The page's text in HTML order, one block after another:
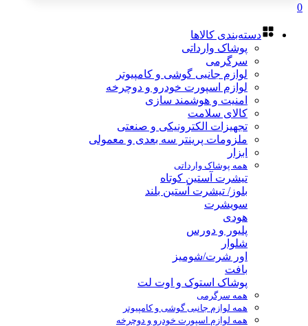
0
دسته‌بندی کالاها
پوشاک وارداتی
سرگرمی
لوازم جانبی گوشی و کامپیوتر
لوازم اسپورت خودرو و دوچرخه
امنیت و هوشمند سازی
کالای سلامت
تجهیزات الکترونیکی و صنعتی
ملزومات پرینتر سه بعدی و معمولی
ابزار
همه پوشاک وارداتی
تیشرت آستین کوتاه
بلوز/ تیشرت آستین بلند
سویشرت
هودی
پلیور و دورس
شلوار
اور شرت/شومیز
بافت
پوشاک استوک و اوت لت
همه سرگرمی
همه لوازم جانبی گوشی و کامپیوتر
همه لوازم اسپورت خودرو و دوچرخه